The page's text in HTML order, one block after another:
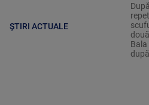
ȘTIRI ACTUALE
Bala